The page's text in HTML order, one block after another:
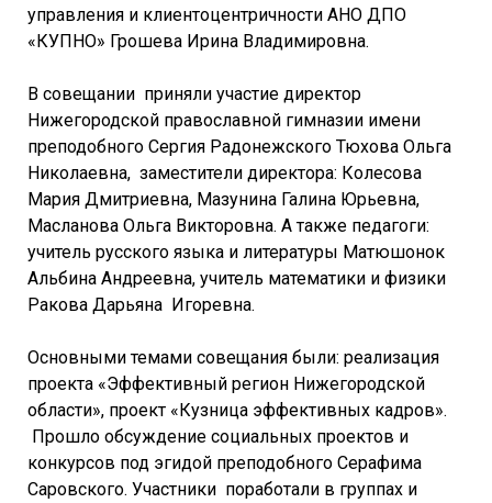
управления и клиентоцентричности АНО ДПО
«КУПНО» Грошева Ирина Владимировна.
В совещании приняли участие директор
Нижегородской православной гимназии имени
преподобного Сергия Радонежского Тюхова Ольга
Николаевна, заместители директора: Колесова
Мария Дмитриевна, Мазунина Галина Юрьевна,
Масланова Ольга Викторовна. А также педагоги:
учитель русского языка и литературы Матюшонок
Альбина Андреевна, учитель математики и физики
Ракова Дарьяна Игоревна.
Основными темами совещания были: реализация
проекта «Эффективный регион Нижегородской
области», проект «Кузница эффективных кадров».
Прошло обсуждение социальных проектов и
конкурсов под эгидой преподобного Серафима
Саровского. Участники поработали в группах и